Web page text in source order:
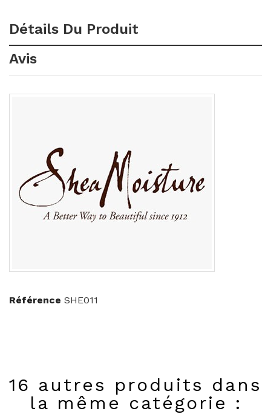
Détails Du Produit
Avis
Référence SHE011
16 autres produits dans
la même catégorie :